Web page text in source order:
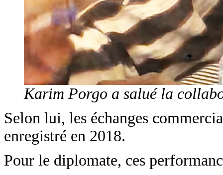
Karim Porgo a salué la
Selon lui, les échanges
enregistré en 2018.
Pour le diplomate, ces